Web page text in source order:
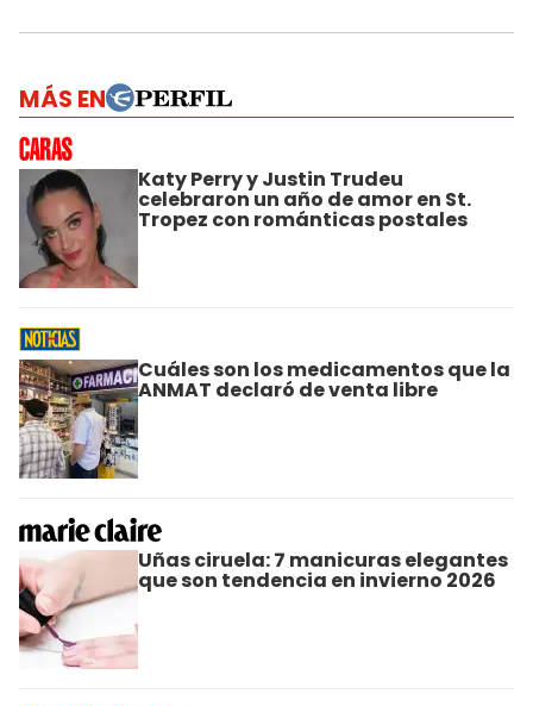
MÁS EN
Katy Perry y Justin Trudeu
celebraron un año de amor en St.
Tropez con románticas postales
Cuáles son los medicamentos que la
ANMAT declaró de venta libre
Uñas ciruela: 7 manicuras elegantes
que son tendencia en invierno 2026